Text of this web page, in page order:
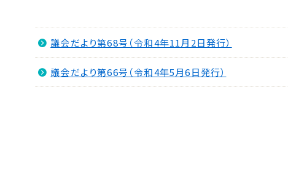
議会だより第68号（令和4年11月2日発行）
議会だより第66号（令和4年5月6日発行）